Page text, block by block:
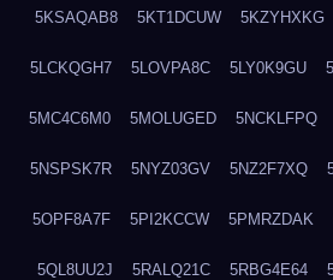
5KSAQAB8 5KT1DCUW 5KZYHXKG
5LCKQGH7 5LOVPA8C 5LY0K9GU
5MC4C6M0 5MOLUGED 5NCKLFPQ
5NSPSK7R 5NYZ03GV 5NZ2F7XQ
5OPF8A7F 5PI2KCCW 5PMRZDAK
5QL8UU2J 5RALQ21C 5RBG4E64